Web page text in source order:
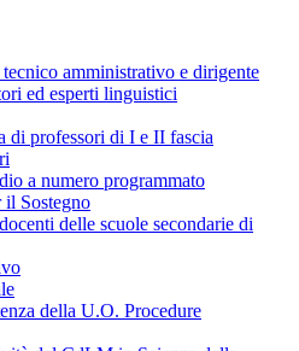
amministrativo e dirigente
ed esperti linguistici
di professori di I e II fascia
a numero programmato
il Sostegno
delle scuole secondarie di
della U.O. Procedure